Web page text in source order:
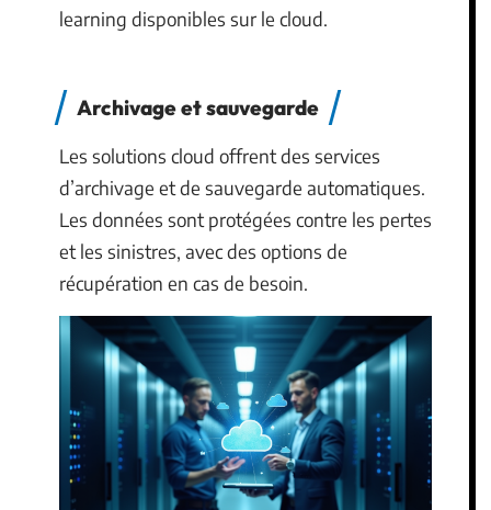
learning disponibles sur le cloud.
Archivage et sauvegarde
Les solutions cloud offrent des services
d’archivage et de sauvegarde automatiques.
Les données sont protégées contre les pertes
et les sinistres, avec des options de
récupération en cas de besoin.